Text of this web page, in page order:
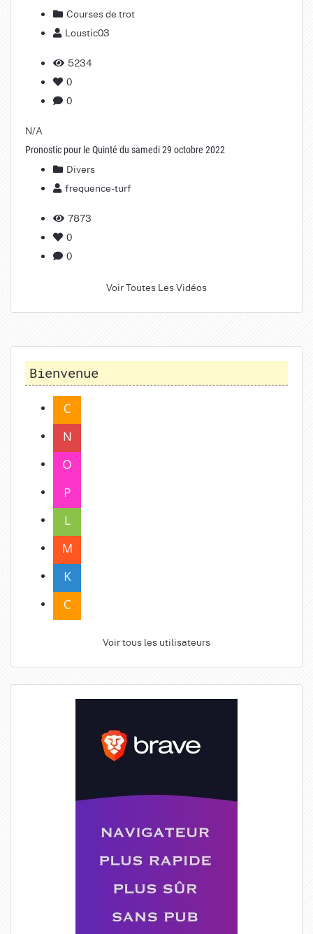
Courses de trot
Loustic03
5234
0
0
N/A
Pronostic pour le Quinté du samedi 29 octobre 2022
Divers
frequence-turf
7873
0
0
Voir Toutes Les Vidéos
Bienvenue
Voir tous les utilisateurs